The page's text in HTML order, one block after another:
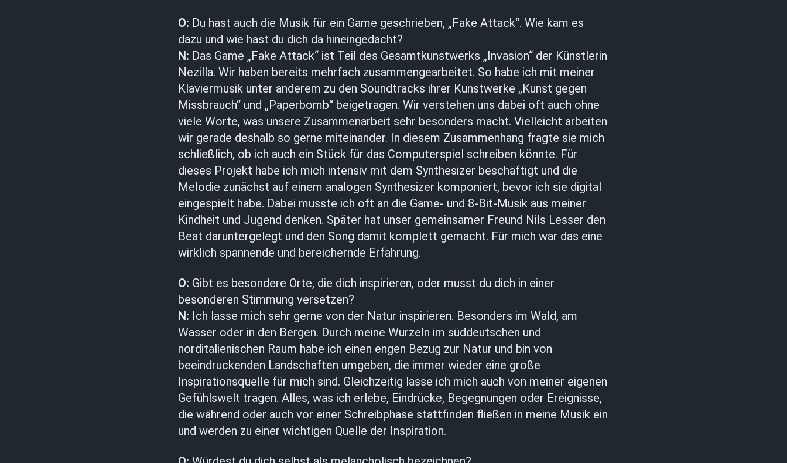
O: Du hast auch die Musik für ein Game geschrieben, „Fake Attack“. Wie kam es
dazu und wie hast du dich da hineingedacht?
N: Das Game „Fake Attack“ ist Teil des Gesamtkunstwerks „Invasion“ der Künstlerin
Nezilla. Wir haben bereits mehrfach zusammengearbeitet. So habe ich mit meiner
Klaviermusik unter anderem zu den Soundtracks ihrer Kunstwerke „Kunst gegen
Missbrauch“ und „Paperbomb“ beigetragen. Wir verstehen uns dabei oft auch ohne
viele Worte, was unsere Zusammenarbeit sehr besonders macht. Vielleicht arbeiten
wir gerade deshalb so gerne miteinander. In diesem Zusammenhang fragte sie mich
schließlich, ob ich auch ein Stück für das Computerspiel schreiben könnte. Für
dieses Projekt habe ich mich intensiv mit dem Synthesizer beschäftigt und die
Melodie zunächst auf einem analogen Synthesizer komponiert, bevor ich sie digital
eingespielt habe. Dabei musste ich oft an die Game- und 8-Bit-Musik aus meiner
Kindheit und Jugend denken. Später hat unser gemeinsamer Freund Nils Lesser den
Beat daruntergelegt und den Song damit komplett gemacht. Für mich war das eine
wirklich spannende und bereichernde Erfahrung.
O: Gibt es besondere Orte, die dich inspirieren, oder musst du dich in einer
besonderen Stimmung versetzen?
N: Ich lasse mich sehr gerne von der Natur inspirieren. Besonders im Wald, am
Wasser oder in den Bergen. Durch meine Wurzeln im süddeutschen und
norditalienischen Raum habe ich einen engen Bezug zur Natur und bin von
beeindruckenden Landschaften umgeben, die immer wieder eine große
Inspirationsquelle für mich sind. Gleichzeitig lasse ich mich auch von meiner eigenen
Gefühlswelt tragen. Alles, was ich erlebe, Eindrücke, Begegnungen oder Ereignisse,
die während oder auch vor einer Schreibphase stattfinden fließen in meine Musik ein
und werden zu einer wichtigen Quelle der Inspiration.